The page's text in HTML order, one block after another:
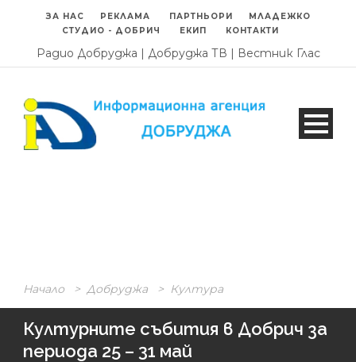
ЗА НАС РЕКЛАМА ПАРТНЬОРИ
МЛАДЕЖКО
СТУДИО - ДОБРИЧ
ЕКИП КОНТАКТИ
Радио Добруджа | Добруджа ТВ | Вестник Глас
Начало > Добруджа > Култура
Културните събития в Добрич за
периода 25 – 31 май